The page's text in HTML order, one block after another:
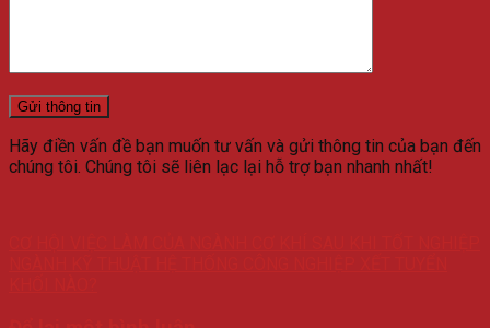
Hãy điền vấn đề bạn muốn tư vấn và gửi thông tin của bạn đến
chúng tôi. Chúng tôi sẽ liên lạc lại hỗ trợ bạn nhanh nhất!